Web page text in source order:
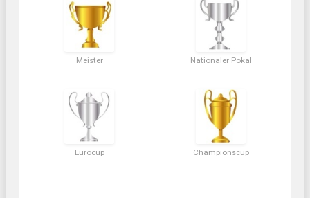
Meister Nationaler Pokal
Eurocup Championscup